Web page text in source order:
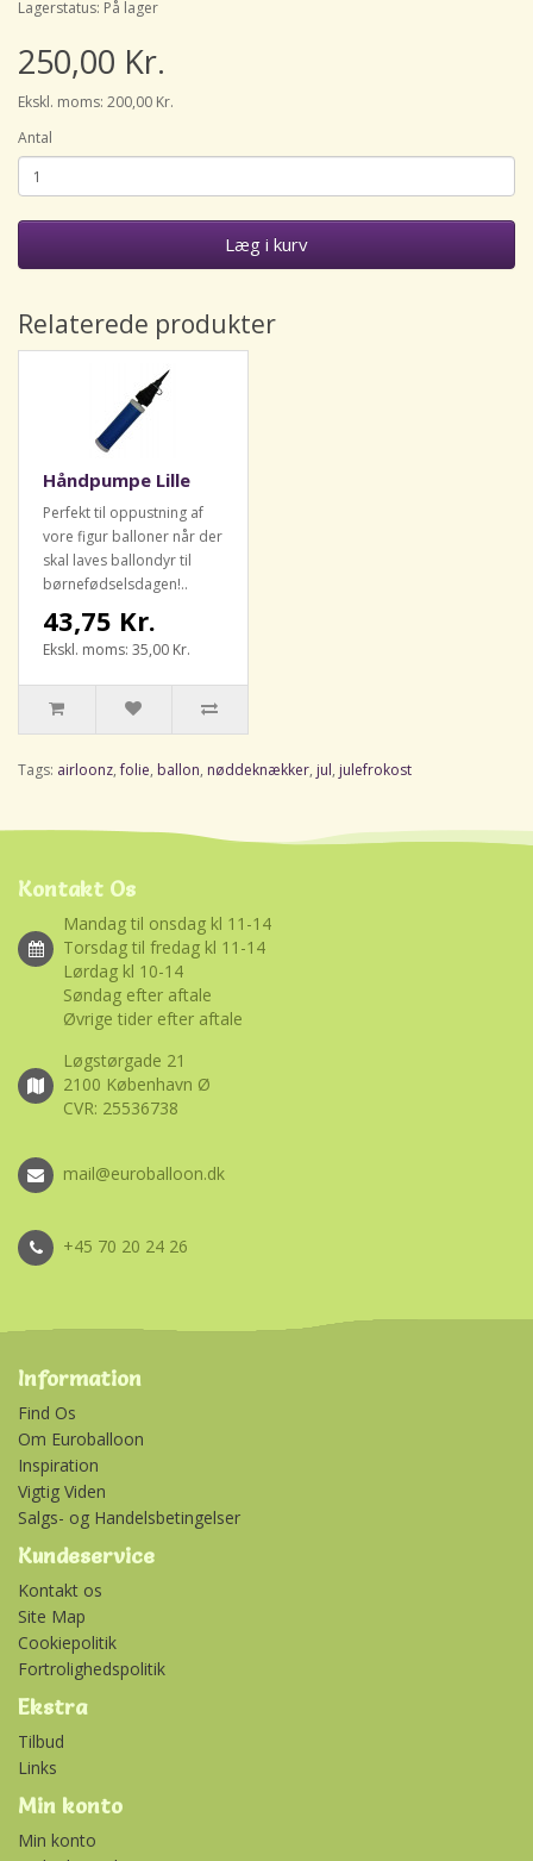
Lagerstatus: På lager
250,00 Kr.
Ekskl. moms: 200,00 Kr.
Antal
Læg i kurv
Relaterede produkter
Håndpumpe Lille
Perfekt til oppustning af
vore figur balloner når der
skal laves ballondyr til
børnefødselsdagen!..
43,75 Kr.
Ekskl. moms: 35,00 Kr.
Tags: airloonz,folie, ballon, nøddeknækker, jul, julefrokost
Kontakt Os
Mandag til onsdag kl 11-14
Torsdag til fredag kl 11-14
Lørdag kl 10-14
Søndag efter aftale
Øvrige tider efter aftale
Løgstørgade 21
2100 København Ø
CVR: 25536738
mail@euroballoon.dk
+45 70 20 24 26
Information
Find Os
Om Euroballoon
Inspiration
Vigtig Viden
Salgs- og Handelsbetingelser
Kundeservice
Kontakt os
Site Map
Cookiepolitik
Fortrolighedspolitik
Ekstra
Tilbud
Links
Min konto
Min konto